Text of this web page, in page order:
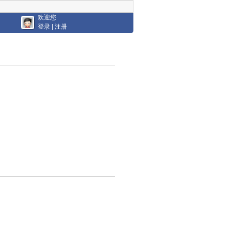
欢迎您
登录
注册